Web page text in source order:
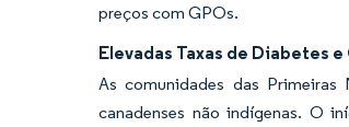
preços com GPOs.
Elevadas Taxas de Diabetes
As comunidades das Primeiras
canadenses não indígenas. O